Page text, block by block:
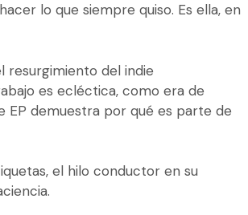
lo que siempre quiso. Es ella, en
resurgimiento del indie
es ecléctica, como era de
EP demuestra por qué es parte de
el hilo conductor en su